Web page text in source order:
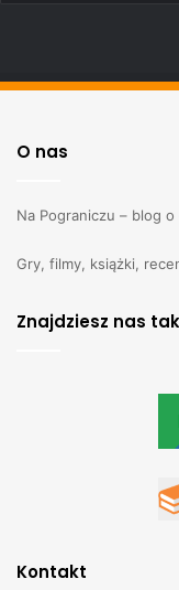
O nas
Na Pograniczu – blog
Gry, filmy, książki,
Znajdziesz nas
Kontakt